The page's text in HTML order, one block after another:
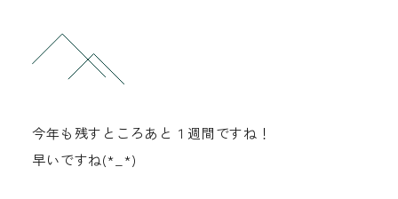
tel.0261-75-2433
今年も残すところあと１週間ですね！
早いですね(*_*)